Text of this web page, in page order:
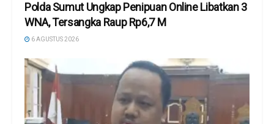
Polda Sumut Ungkap Penipuan Online Libatkan 3
WNA, Tersangka Raup Rp6,7 M
6 AGUSTUS 2026